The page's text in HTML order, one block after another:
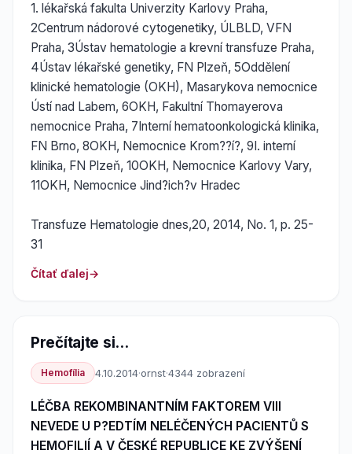
1. lékařská fakulta Univerzity Karlovy Praha,
2Centrum nádorové cytogenetiky, ÚLBLD, VFN
Praha, 3Ústav hematologie a krevní transfuze Praha,
4Ústav lékařské genetiky, FN Plzeň, 5Oddělení
klinické hematologie (OKH), Masarykova nemocnice
Ústí nad Labem, 6OKH, Fakultní Thomayerova
nemocnice Praha, 7Interní hematoonkologická klinika,
FN Brno, 8OKH, Nemocnice Krom??í?, 9I. interní
klinika, FN Plzeň, 10OKH, Nemocnice Karlovy Vary,
11OKH, Nemocnice Jind?ich?v Hradec
Transfuze Hematologie dnes,20, 2014, No. 1, p. 25-
31
Čítať ďalej
Prečítajte si...
Hemofília 4.10.2014·ornst·4344 zobrazení
LÉČBA REKOMBINANTNÍM FAKTOREM VIII
NEVEDE U P?EDTÍM NELÉČENÝCH PACIENTŮ S
HEMOFILIÍ A V ČESKÉ REPUBLICE KE ZVÝŠENÍ